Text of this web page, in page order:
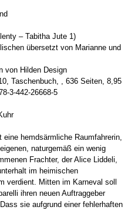
– Tabitha Jute 1)
übersetzt von Marianne und
von Hilden Design
Taschenbuch, , 636 Seiten, 8,95
3-442-26668-5
eine hemdsärmliche Raumfahrerin,
naturgemäß ein wenig
Frachter, der Alice Liddeli,
im heimischen
verdient. Mitten im Karneval soll
ihren neuen Auftraggeber
sie aufgrund einer fehlerhaften